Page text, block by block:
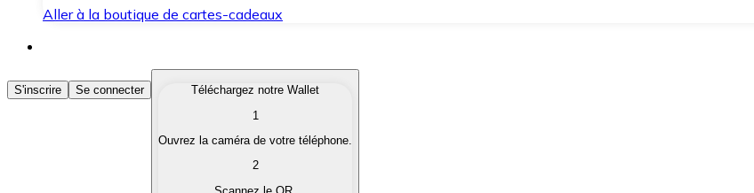
Aller à la boutique de cartes-cadeaux
Acheter des Cryptomonnaies
Achetez les cryptomonnaies qui vous intéressent rapidement et en toute sécurité.
Convertissez vos cryptomonnaies en monnaie fiduciaire lorsque vous en avez besoin.
S'inscrire Se connecter
Téléchargez notre Wallet
1
Ouvrez la caméra de votre téléphone.
2